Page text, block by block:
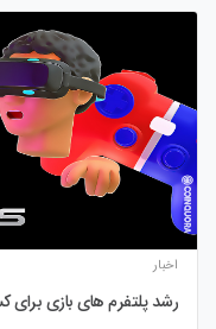
اخبار
رشد پلتفرم های بازی